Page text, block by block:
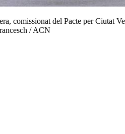
comissionat del Pacte per Ciutat
/ ACN